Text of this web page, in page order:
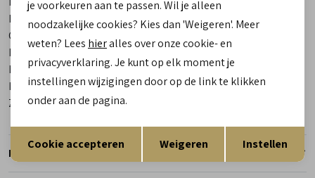
Los voetbed
Ja
Categorie
Kleur
Beige
Materiaal buitenkant
Combinatie Leer
Materiaal binnenkant
Leer
Zool
Retourneren
Terug Opslaan
je voorkeuren aan te passen. Wil je alleen
noodzakelijke cookies? Kies dan 'Weigeren'. Meer
weten? Lees hieralles over onze cookie- en
privacyverklaring. Je kunt op elk moment je
instellingen wijzigingen door op de link te klikken
onder aan de pagina.
Cookie accepteren Weigeren Instellen